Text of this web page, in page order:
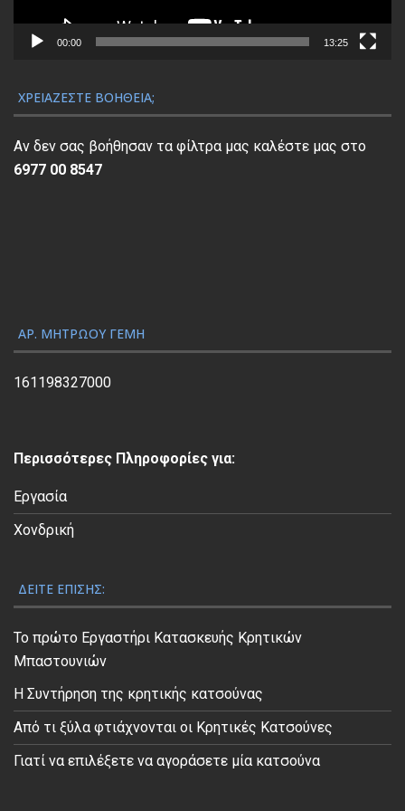
μ
ν
α
π
α
ς
Β
ί
ο
00:00 13:25
ΧΡΕΙΆΖΕΣΤΕ ΒΟΉΘΕΙΑ;
Αν δεν σας βοήθησαν τα φίλτρα μας καλέστε μας στο
6977 00 8547
ΑΡ. ΜΗΤΡΏΟΥ ΓΕΜΗ
161198327000
Περισσότερες Πληροφορίες για:
Εργασία
Χονδρική
ΔΕΊΤΕ ΕΠΊΣΗΣ:
Το πρώτο Εργαστήρι Κατασκευής Κρητικών
Μπαστουνιών
Η Συντήρηση της κρητικής κατσούνας
Από τι ξύλα φτιάχνονται οι Κρητικές Κατσούνες
Γιατί να επιλέξετε να αγοράσετε μία κατσούνα